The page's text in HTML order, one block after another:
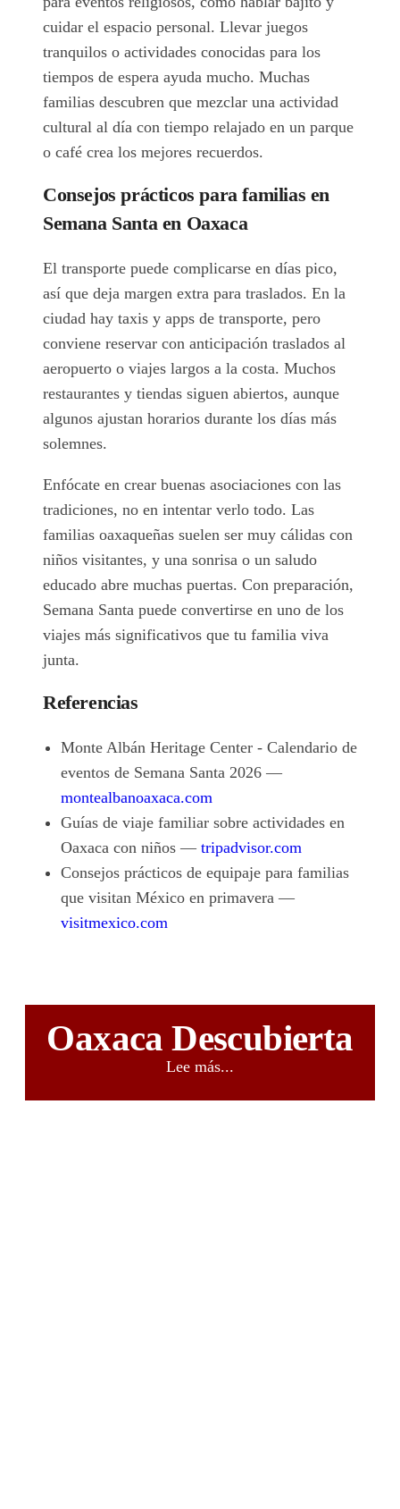
cuidar el espacio personal. Llevar juegos
tranquilos o actividades conocidas para los
tiempos de espera ayuda mucho. Muchas
familias descubren que mezclar una actividad
cultural al día con tiempo relajado en un parque
o café crea los mejores recuerdos.
Consejos prácticos para familias en
Semana Santa en Oaxaca
El transporte puede complicarse en días pico,
así que deja margen extra para traslados. En la
ciudad hay taxis y apps de transporte, pero
conviene reservar con anticipación traslados al
aeropuerto o viajes largos a la costa. Muchos
restaurantes y tiendas siguen abiertos, aunque
algunos ajustan horarios durante los días más
solemnes.
Enfócate en crear buenas asociaciones con las
tradiciones, no en intentar verlo todo. Las
familias oaxaqueñas suelen ser muy cálidas con
niños visitantes, y una sonrisa o un saludo
educado abre muchas puertas. Con preparación,
Semana Santa puede convertirse en uno de los
viajes más significativos que tu familia viva
junta.
Referencias
Monte Albán Heritage Center - Calendario de
eventos de Semana Santa 2026 —
montealbanoaxaca.com
Guías de viaje familiar sobre actividades en
Oaxaca con niños — tripadvisor.com
Consejos prácticos de equipaje para familias
que visitan México en primavera —
visitmexico.com
Oaxaca Descubierta
Lee más...